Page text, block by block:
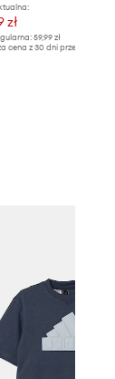
zł
59,99 zł
cena z 30 dni przed obniżką: